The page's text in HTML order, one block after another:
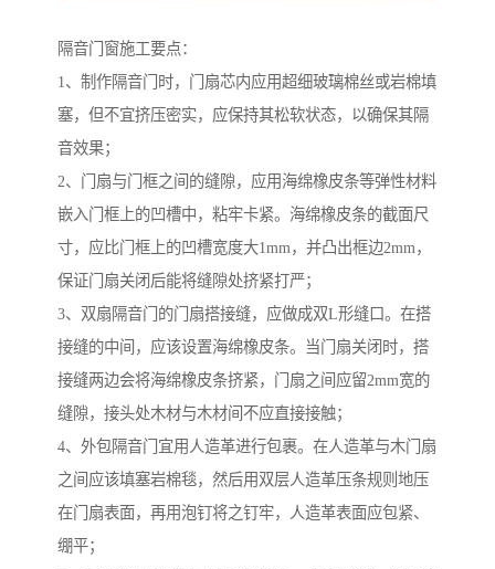
隔音门窗施工要点：
1、制作隔音门时，门扇芯内应用超细玻璃棉丝或岩棉填
塞，但不宜挤压密实，应保持其松软状态，以确保其隔
音效果；
2、门扇与门框之间的缝隙，应用海绵橡皮条等弹性材料
嵌入门框上的凹槽中，粘牢卡紧。海绵橡皮条的截面尺
寸，应比门框上的凹槽宽度大1mm，并凸出框边2mm，
保证门扇关闭后能将缝隙处挤紧打严；
3、双扇隔音门的门扇搭接缝，应做成双L形缝口。在搭
接缝的中间，应该设置海绵橡皮条。当门扇关闭时，搭
接缝两边会将海绵橡皮条挤紧，门扇之间应留2mm宽的
缝隙，接头处木材与木材间不应直接接触；
4、外包隔音门宜用人造革进行包裹。在人造革与木门扇
之间应该填塞岩棉毯，然后用双层人造革压条规则地压
在门扇表面，再用泡钉将之钉牢，人造革表面应包紧、
绷平；